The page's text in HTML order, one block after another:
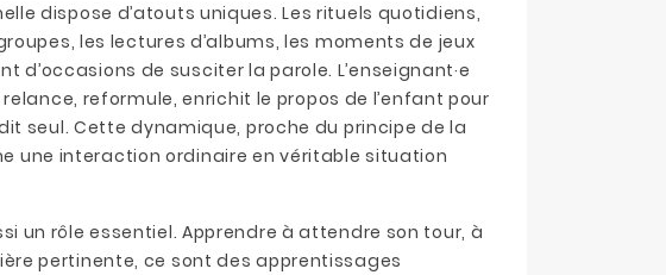
dispose d’atouts uniques. Les rituels quotidiens,
les lectures d’albums, les moments de jeux
de susciter la parole. L’enseignant·e
reformule, enrichit le propos de l’enfant pour
seul. Cette dynamique, proche du principe de la
une interaction ordinaire en véritable situation
un rôle essentiel. Apprendre à attendre son tour, à
pertinente, ce sont des apprentissages